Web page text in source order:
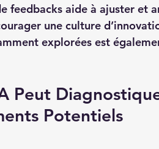
feedbacks aide à ajuster et
une culture
explorées est
Peut
Potentiels